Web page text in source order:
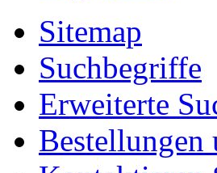
Sitemap
Suchbegriffe
Erweiterte
Bestellungen